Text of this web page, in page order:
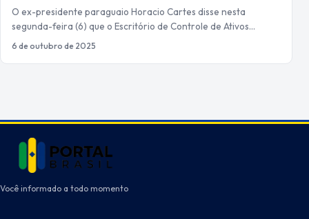
O ex-presidente paraguaio Horacio Cartes disse nesta
segunda-feira (6) que o Escritório de Controle de Ativos…
6 de outubro de 2025
Você informado a todo momento